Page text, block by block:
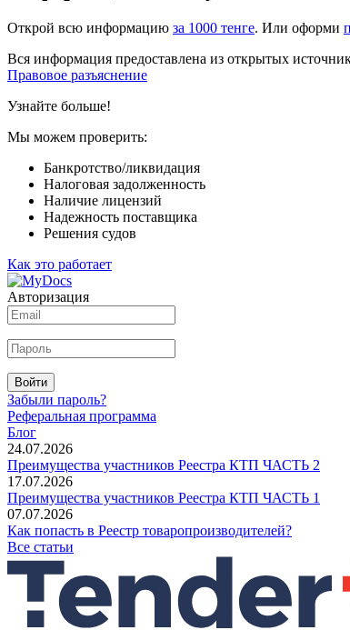
Открой всю информацию за 1000 тенге. Или оформи
Вся информация предоставлена из открытых
Правовое разъяснение
Узнайте больше!
Мы можем проверить:
Банкротство/ликвидация
Налоговая задолженность
Наличие лицензий
Надежность поставщика
Решения судов
Как это работает
Авторизация
Войти
Забыли пароль?
Реферальная программа
Блог
24.07.2026
Преимущества участников Реестра КТП ЧАСТЬ 2
17.07.2026
Преимущества участников Реестра КТП ЧАСТЬ 1
07.07.2026
Как попасть в Реестр товаропроизводителей?
Все статьи